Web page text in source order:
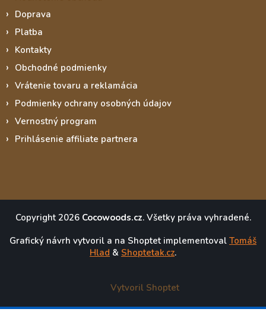
Doprava
Platba
Kontakty
Obchodné podmienky
Vrátenie tovaru a reklamácia
Podmienky ochrany osobných údajov
Vernostný program
Prihlásenie affiliate partnera
Copyright 2026 Cocowoods.cz. Všetky práva vyhradené.
Grafický návrh vytvoril a na Shoptet implementoval Tomáš
Hlad & Shoptetak.cz.
Vytvoril Shoptet